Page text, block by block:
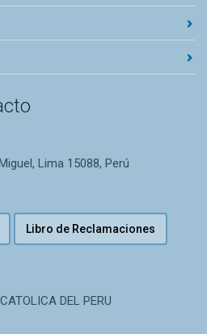
Lima 15088, Perú
Libro de Reclamaciones
DEL PERU